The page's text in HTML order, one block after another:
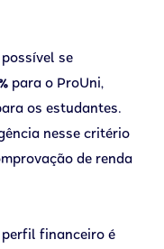
se
para o ProUni,
os estudantes.
nesse critério
de renda
perfil financeiro é